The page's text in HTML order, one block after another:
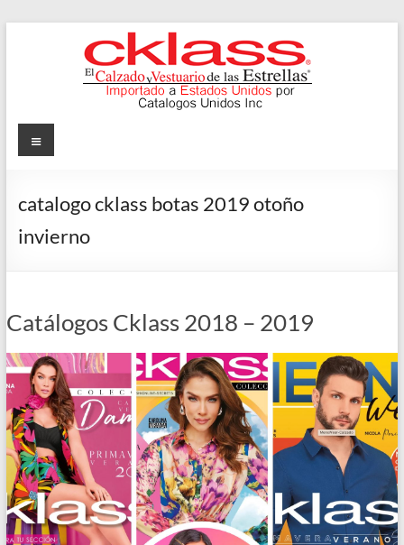
Cklass
y
Vestuario
Menu
catalogo cklass botas 2019 otoño
invierno
Catálogos Cklass 2018 – 2019